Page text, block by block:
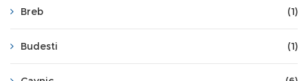
Breb (1)
Budesti (1)